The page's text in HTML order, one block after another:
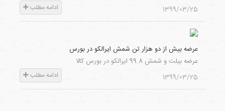
1399/03/25
ادامه مطلب
عرضه بیش از دو هزار تن شمش ایرالکو در بورس
عرضه بیلت و شمش 99.8 ایرالکو در بورس کالا
1399/03/25
ادامه مطلب